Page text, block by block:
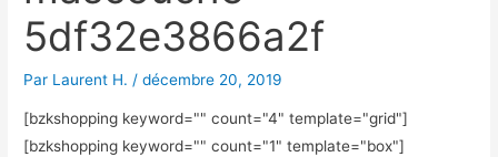
5df32e3866a2f
Par Laurent H. /décembre 20, 2019
[bzkshopping keyword="" count="4" template="grid"]
[bzkshopping keyword="" count="1" template="box"]